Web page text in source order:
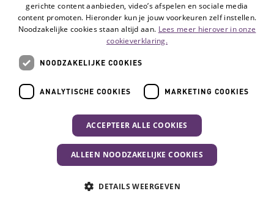
Uw activiteit
Veelgestelde vragen
Contact
Disclaimer
© Vilans, 2026
gerichte content aanbieden, video’s afspelen en sociale media
content promoten. Hieronder kun je jouw voorkeuren zelf instellen.
Noodzakelijke cookies staan altijd aan. Lees meer hierover in onze
cookieverklaring.
NOODZAKELIJKE COOKIES
ANALYTISCHE COOKIES MARKETING COOKIES
ACCEPTEER ALLE COOKIES
ALLEEN NOODZAKELIJKE COOKIES
DETAILS WEERGEVEN